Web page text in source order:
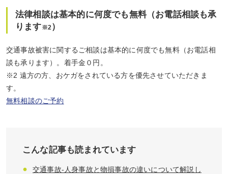
法律相談は基本的に何度でも無料（お電話相談も承
ります※2）
交通事故被害に関するご相談は基本的に何度でも無料（お電話相
談も承ります）。着手金０円。
※2 遠方の方、おケガをされている方を優先させていただきま
す。
無料相談のご予約
こんな記事も読まれています
交通事故-人身事故と物損事故の違いについて解説し